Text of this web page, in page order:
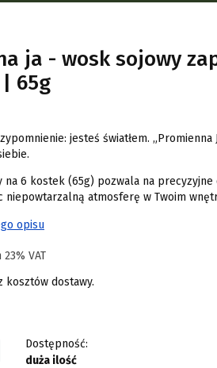
ja - wosk sojowy
65g
jesteś światłem. „Promienna
na 6 kostek (65g) pozwala na precyzyjne
niepowtarzalną atmosferę w Twoim
opisu
VAT
23% VAT
kosztów dostawy.
Dostępność:
duża ilość